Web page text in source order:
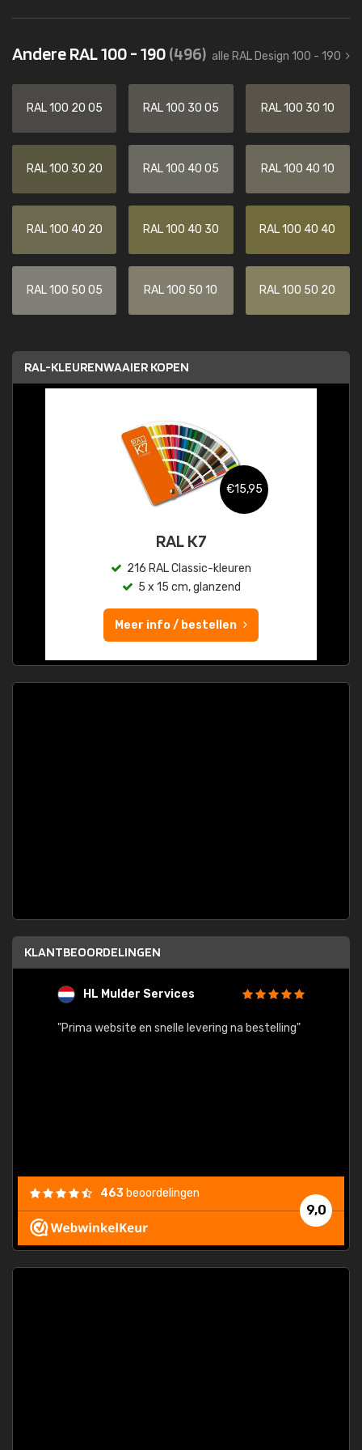
Andere RAL 100 - 190(496) alle RAL Design 100 - 190
RAL 100 20 05 RAL 100 30 05 RAL 100 30 10
RAL 100 30 20 RAL 100 40 05 RAL 100 40 10
RAL 100 40 20 RAL 100 40 30 RAL 100 40 40
RAL 100 50 05 RAL 100 50 10 RAL 100 50 20
RAL-KLEURENWAAIER KOPEN
€15,95
RAL K7
216 RAL Classic-kleuren
5 x 15 cm, glanzend
Meer info / bestellen
KLANTBEOORDELINGEN
HL Mulder Services
"Prima website en snelle levering na bestelling"
9,0
463 beoordelingen